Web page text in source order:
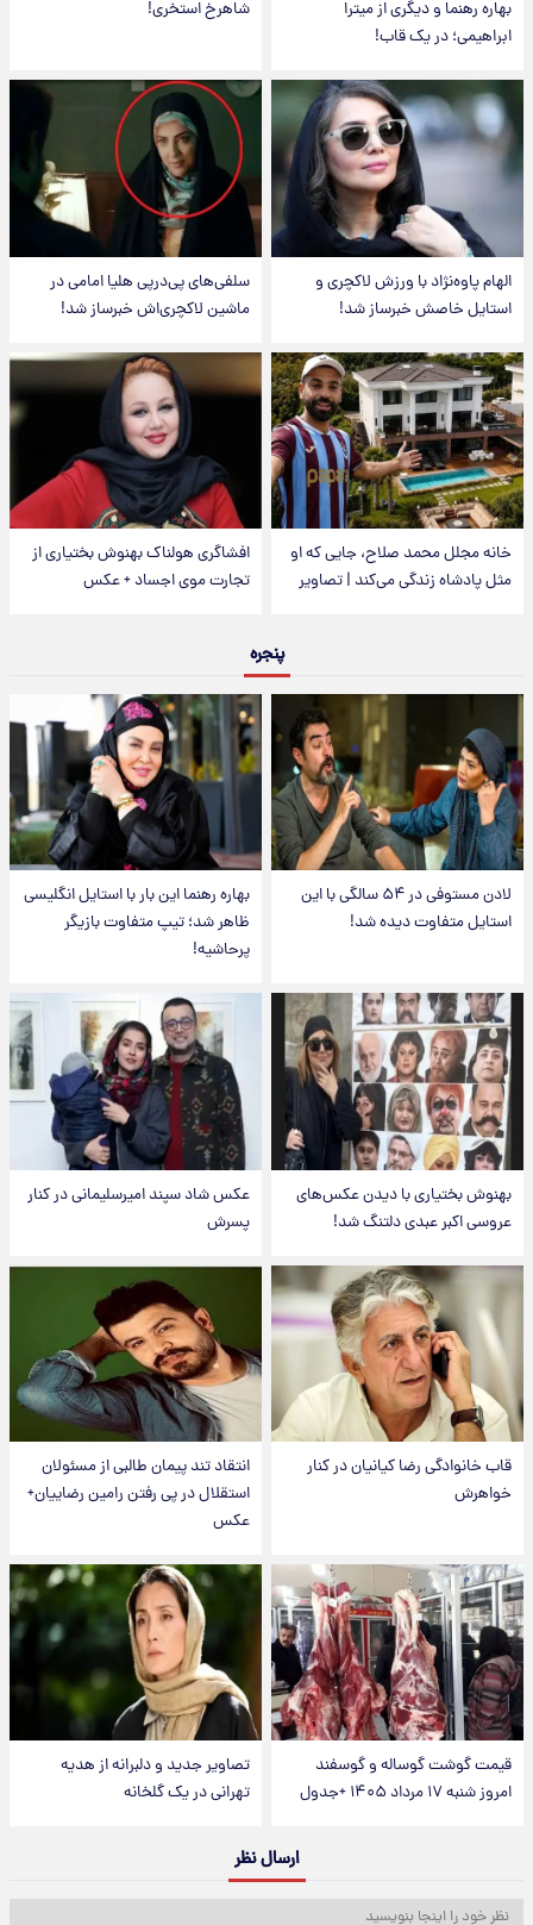
بهاره رهنما و دیگری از میترا
ابراهیمی؛ در یک قاب!
شاهرخ استخری!
الهام پاوه‌نژاد با ورزش لاکچری و
استایل خاصش خبرساز شد!
سلفی‌های پی‌درپی هلیا امامی در
ماشین لاکچری‌اش خبرساز شد!
خانه مجلل محمد صلاح، جایی که او
مثل پادشاه زندگی می‌کند | تصاویر
افشاگری هولناک بهنوش بختیاری از
تجارت موی اجساد + عکس
پنجره
لادن مستوفی در ۵۴ سالگی با این
استایل متفاوت دیده شد!
بهاره رهنما این بار با استایل انگلیسی
ظاهر شد؛ تیپ متفاوت بازیگر
پرحاشیه!
بهنوش بختیاری با دیدن عکس‌های
عروسی اکبر عبدی دلتنگ شد!
عکس شاد سپند امیرسلیمانی در کنار
پسرش
قاب خانوادگی رضا کیانیان در کنار
خواهرش
انتقاد تند پیمان طالبی از مسئولان
استقلال در پی رفتن رامین رضاییان+
عکس
قیمت گوشت گوساله و گوسفند
امروز شنبه ۱۷ مرداد ۱۴۰۵ +جدول
تصاویر جدید و دلبرانه از هدیه
تهرانی در یک گلخانه
ارسال نظر